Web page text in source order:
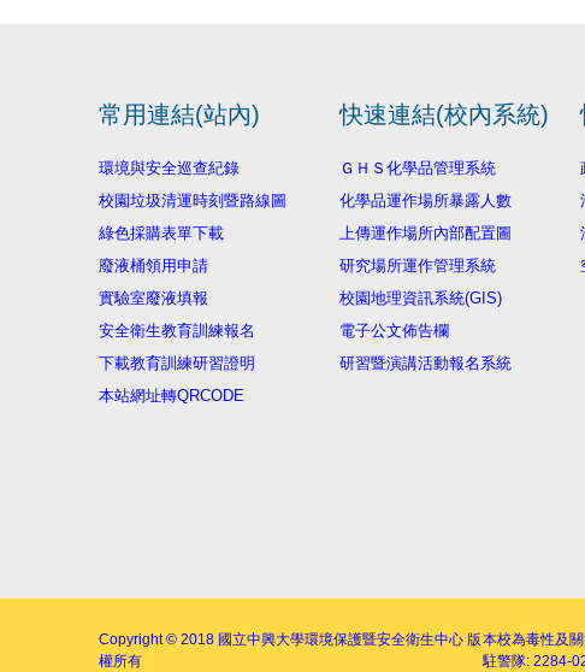
常用連結(站內)
環境與安全巡查紀錄
校園垃圾清運時刻暨路線圖
綠色採購表單下載
廢液桶領用申請
實驗室廢液填報
安全衛生教育訓練報名
下載教育訓練研習證明
本站網址轉QRCODE
快速連結(校內系統)
ＧＨＳ化學品管理系統
化學品運作場所暴露人數
上傳運作場所內部配置圖
研究場所運作管理系統
校園地理資訊系統(GIS)
電子公文佈告欄
研習暨演講活動報名系統
Copyright © 2018 國立中興大學環境保護暨安全衛生中心 版
權所有
本校為毒性及
駐警隊: 2284-